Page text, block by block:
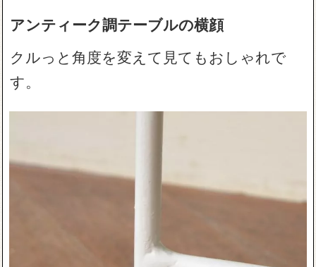
アンティーク調テーブルの横顔
クルっと角度を変えて見てもおしゃれで
す。